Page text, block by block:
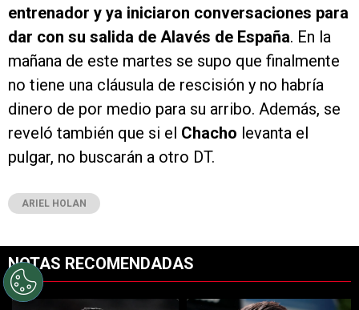
entrenador y ya iniciaron conversaciones para
dar con su salida de Alavés de España. En la
mañana de este martes se supo que finalmente
no tiene una cláusula de rescisión y no habría
dinero de por medio para su arribo. Además, se
reveló también que si el Chacho levanta el
pulgar, no buscarán a otro DT.
ARIEL HOLAN
NOTAS RECOMENDADAS
Este listado muestra los artículos con más comentarios en los últimos
Un artículo de tendencia con el título "Kevin Castaño se va de
Un artículo de tendencia con el